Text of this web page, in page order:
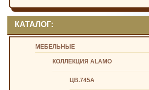
КАТАЛОГ:
МЕБЕЛЬНЫЕ
КОЛЛЕКЦИЯ ALAMO
ЦВ.745А